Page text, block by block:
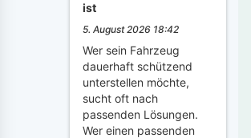
ist
5. August 2026 18:42
Wer sein Fahrzeug
dauerhaft schützend
unterstellen möchte,
sucht oft nach
passenden Lösungen.
Wer einen passenden